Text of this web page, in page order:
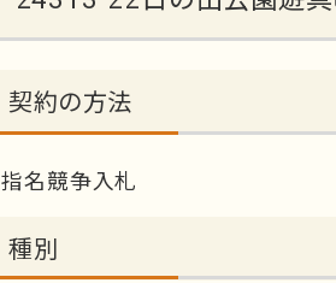
契約の方法
指名競争入札
種別